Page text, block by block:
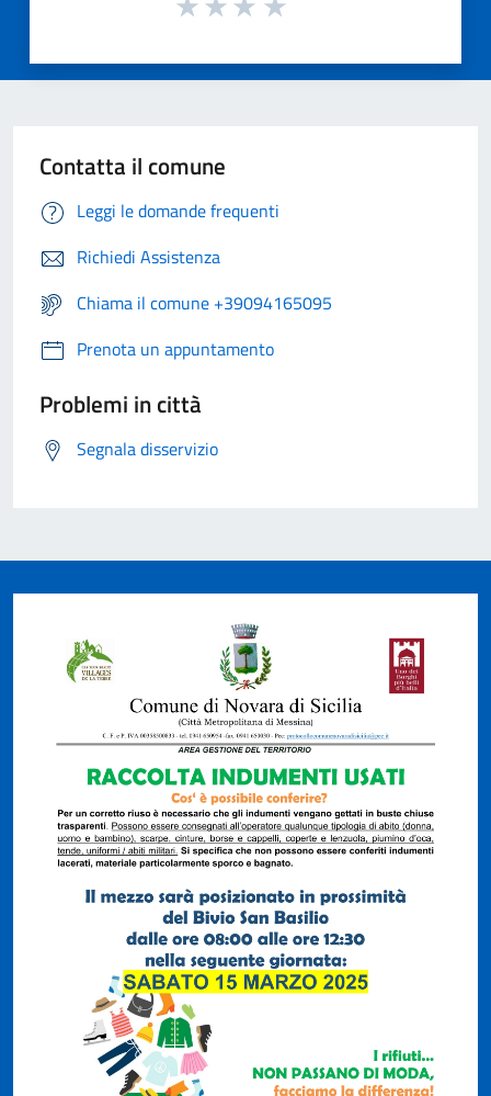
Contatta il comune
Leggi le domande frequenti
Richiedi Assistenza
Chiama il comune +39094165095
Prenota un appuntamento
Problemi in città
Segnala disservizio